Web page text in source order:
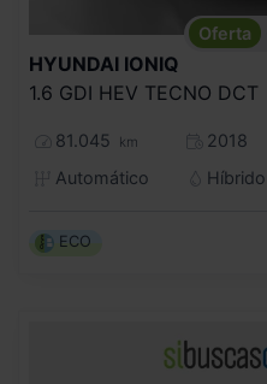
HYUNDAI IONIQ
1.6 GDI HEV TECNO DCT
81.045 km
2018
Automático
Híbrido
ECO